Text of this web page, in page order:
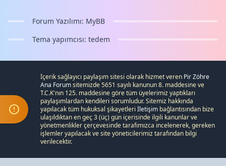
Forum Yazılımı: MyBB
Tema yapımcısı: tedem
İçerik sağlayıcı paylaşım sitesi olarak hizmet veren Pir Zöhre
Ana Forumsitemizde 5651 sayılı kanunun 8. maddesine ve
T.C.K'nın 125. maddesine göre tüm üyelerimiz yaptıkları
paylaşımlardan kendileri sorumludur. Sitemiz hakkında
yapılacak tüm hukuksal şikayetleri İletişim bağlantısından bize
ulaşıldıktan en geç 3 (üç) gün içerisinde ilgili kanunlar ve
yönetmenlikler çerçevesinde tarafımızca incelenerek, gereken
işlemler yapılacak ve site yöneticilerimiz tarafından bilgi
verilecektir.